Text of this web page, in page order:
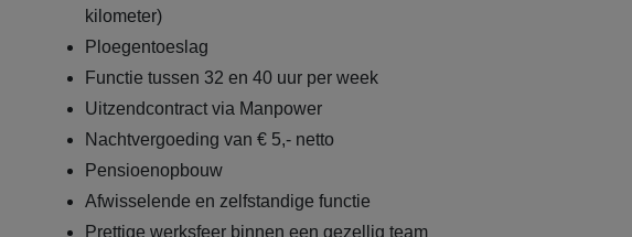
kilometer)
Ploegentoeslag
Functie tussen 32 en 40 uur per week
Uitzendcontract via Manpower
Nachtvergoeding van € 5,- netto
Pensioenopbouw
Afwisselende en zelfstandige functie
Prettige werksfeer binnen een gezellig team